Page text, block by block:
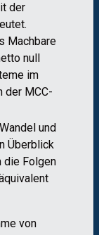
der
Machbare
null
im
der MCC-
und
Überblick
die Folgen
von